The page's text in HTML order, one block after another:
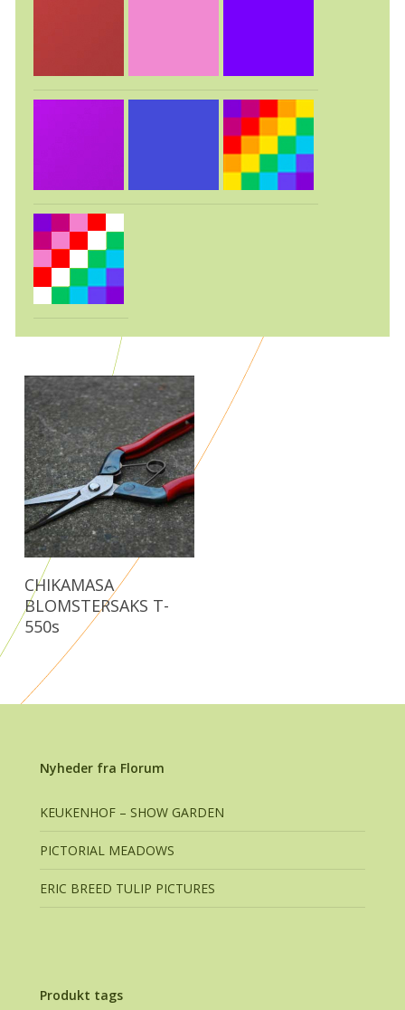
Læs Mere
CHIKAMASA
BLOMSTERSAKS T-
550s
Nyheder fra Florum
KEUKENHOF – SHOW GARDEN
PICTORIAL MEADOWS
ERIC BREED TULIP PICTURES
Produkt tags